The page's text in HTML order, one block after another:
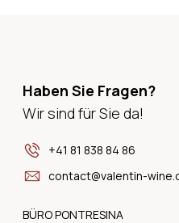
Haben Sie Fragen?
Wir sind für Sie da!
+41 81 838 84 86
contact@valentin-
BÜRO PONTRESINA